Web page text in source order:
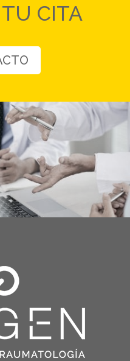
CITA